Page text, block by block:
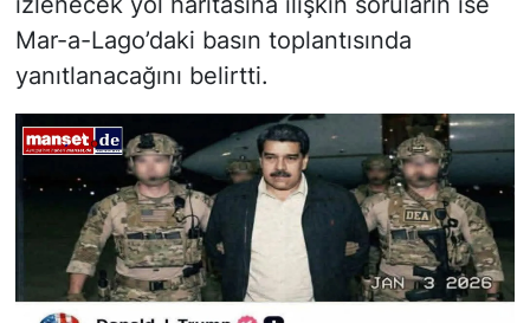
Mar-a-Lago’daki basın toplantısında
yanıtlanacağını belirtti.